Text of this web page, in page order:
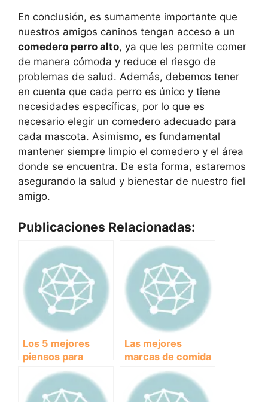
En conclusión, es sumamente importante que
nuestros amigos caninos tengan acceso a un
comedero perro alto, ya que les permite comer
de manera cómoda y reduce el riesgo de
problemas de salud. Además, debemos tener
en cuenta que cada perro es único y tiene
necesidades específicas, por lo que es
necesario elegir un comedero adecuado para
cada mascota. Asimismo, es fundamental
mantener siempre limpio el comedero y el área
donde se encuentra. De esta forma, estaremos
asegurando la salud y bienestar de nuestro fiel
amigo.
Publicaciones Relacionadas:
Los 5 mejores
piensos para
mascotas con la
mejor relación
calidad-precio del
Las mejores
marcas de comida
para perros: Guía
de compra para
asegurar la